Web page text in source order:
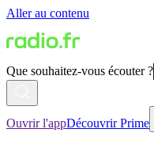
Aller au contenu
Que souhaitez-vous écouter ?
Ouvrir l'appDécouvrir Prime